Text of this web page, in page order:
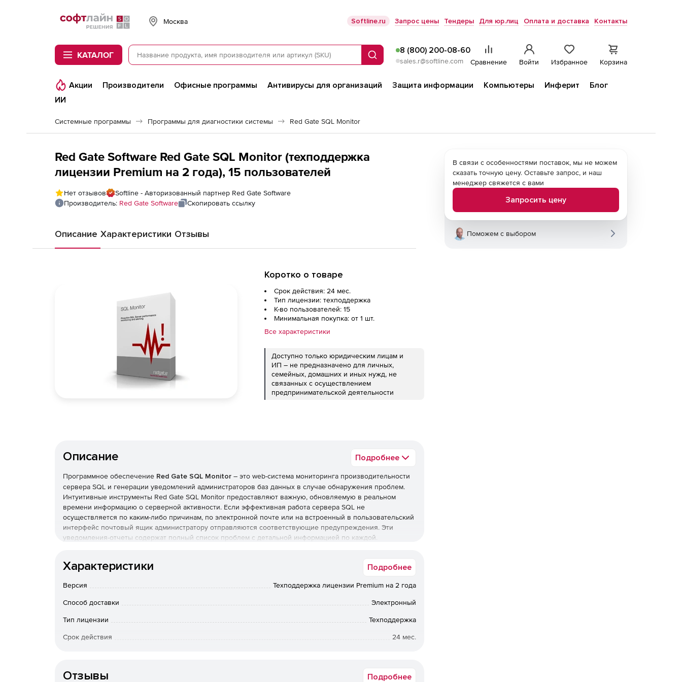
Softline
Москва Softline.ru Запрос цены Тендеры Для юр.лиц Оплата и доставка Контакты
КАТАЛОГ Поиск
8 (800) 200-08-60
sales.r@softline.com Сравнение Войти Избранное Корзина
Акции Производители Офисные программы Антивирусы для организаций Защита информации Компьютеры Инферит
Блог
ИИ
Системные программы Программы для диагностики системы Red Gate SQL Monitor
Red Gate Software Red Gate SQL Monitor (техподдержка
лицензии Premium на 2 года), 15 пользователей
Нет отзывов
Softline - Авторизованный партнер Red Gate Software
Производитель: Red Gate Software Скопировать ссылку
Описание Характеристики Отзывы
Коротко о товаре
Срок действия: 24 мес.
Тип лицензии: техподдержка
К-во пользователей: 15
Минимальная покупка: от 1 шт.
Все характеристики
Доступно только юридическим лицам и
ИП – не предназначено для личных,
семейных, домашних и иных нужд, не
связанных с осуществлением
предпринимательской деятельности
Описание Подробнее
Программное обеспечение Red Gate SQL Monitor – это web-система мониторинга производительности
сервера SQL и генерации уведомлений администраторов баз данных в случае обнаружения проблем.
Интуитивные инструменты Red Gate SQL Monitor предоставляют важную, обновляемую в реальном
времени информацию о серверной активности. Если эффективная работа сервера SQL не
осуществляется по каким-либо причинам, по электронной почте или на встроенный в пользовательский
интерфейс почтовый ящик администратору отправляются соответствующие предупреждения. Эти
уведомления-отчеты содержат полный список проблем с детальной информацией по каждой.
доступными для пользователя. Работать в Red Gate SQL Monitor можно с любого настольного
Возможности Red Gate SQL Monitor:
Web-мониторинг – наблюдение за производительностью сервера в режиме реального времени с
Характеристики Подробнее
Версия Техподдержка лицензии Premium на 2 года
Способ доставки Электронный
Тип лицензии Техподдержка
Срок действия 24 мес.
Отзывы Подробнее
В связи с особенностями поставок, мы не можем
сказать точную цену. Оставьте запрос, и наш
менеджер свяжется с вами
Запросить цену
Поможем с выбором